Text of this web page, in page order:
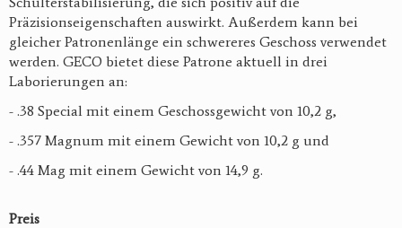
Präzisionseigenschaften auswirkt. Außerdem kann bei
gleicher Patronenlänge ein schwereres Geschoss verwendet
werden. GECO bietet diese Patrone aktuell in drei
Laborierungen an:
- .38 Special mit einem Geschossgewicht von 10,2 g,
- .357 Magnum mit einem Gewicht von 10,2 g und
- .44 Mag mit einem Gewicht von 14,9 g.
Preis